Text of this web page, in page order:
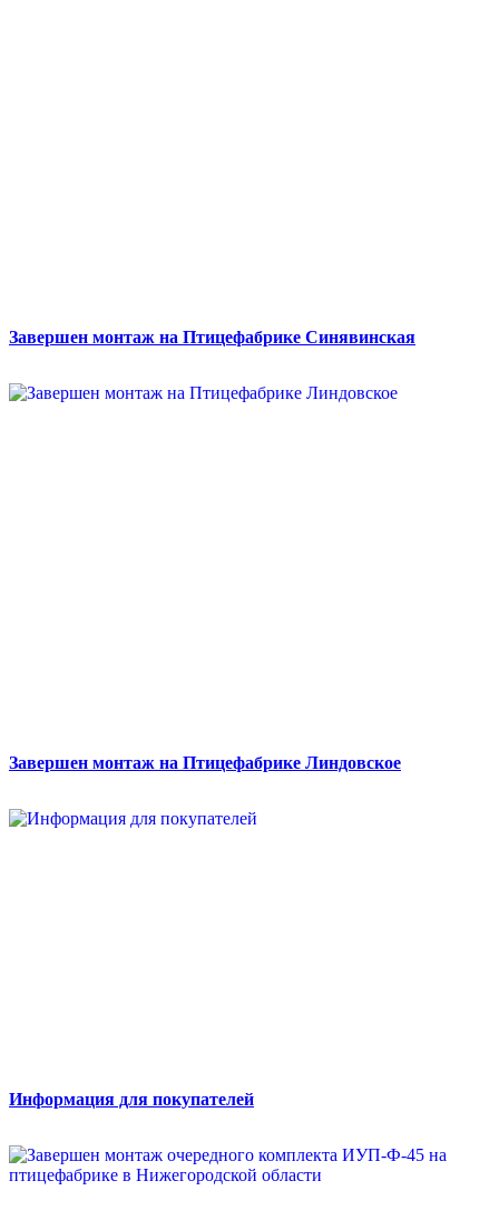
Завершен монтаж на Птицефабрике Синявинская
Завершен монтаж на Птицефабрике Линдовское
Информация для покупателей